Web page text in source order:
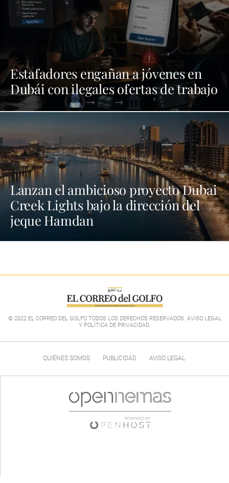
Estafadores engañan a jóvenes en
Dubái con ilegales ofertas de trabajo
Lanzan el ambicioso proyecto Dubai
Creek Lights bajo la dirección del
jeque Hamdan
© 2022 EL CORREO DEL GOLFO TODOS LOS DERECHOS RESERVADOS. AVISO LEGAL
Y POLÍTICA DE PRIVACIDAD.
QUIÉNES SOMOS PUBLICIDAD AVISO LEGAL